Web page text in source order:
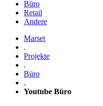
Büro
Retail
Andere
Marset
.
Projekte
.
Büro
.
Youtube Büro